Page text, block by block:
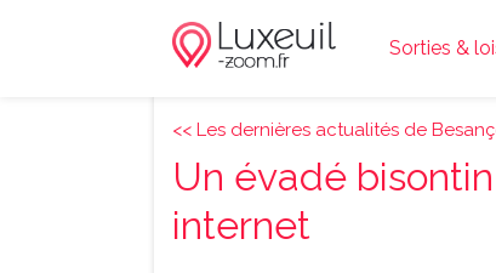
Sorties &
<< Les dernières actualités de
Un évadé
internet